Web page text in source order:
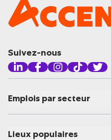
Suivez-nous
Emplois par secteur
Lieux populaires